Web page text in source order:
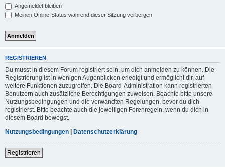
Angemeldet bleiben
Meinen Online-Status während dieser Sitzung verbergen
REGISTRIEREN
Du musst in diesem Forum registriert sein, um dich anmelden zu können. Die
Registrierung ist in wenigen Augenblicken erledigt und ermöglicht dir, auf
weitere Funktionen zuzugreifen. Die Board-Administration kann registrierten
Benutzern auch zusätzliche Berechtigungen zuweisen. Beachte bitte unsere
Nutzungsbedingungen und die verwandten Regelungen, bevor du dich
registrierst. Bitte beachte auch die jeweiligen Forenregeln, wenn du dich in
diesem Board bewegst.
Nutzungsbedingungen | Datenschutzerklärung
Registrieren